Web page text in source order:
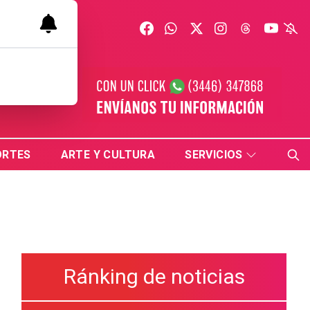
ARTE Y CULTURA SERVICIOS
Ránking de noticias